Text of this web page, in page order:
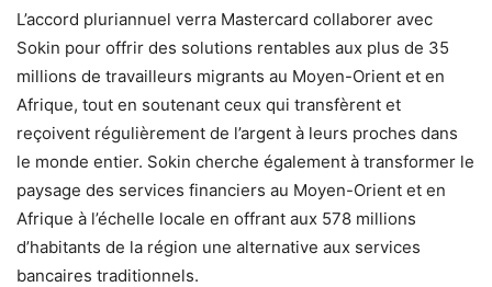
L’accord pluriannuel verra Mastercard collaborer avec
Sokin pour offrir des solutions rentables aux plus de 35
millions de travailleurs migrants au Moyen-Orient et en
Afrique, tout en soutenant ceux qui transfèrent et
reçoivent régulièrement de l’argent à leurs proches dans
le monde entier. Sokin cherche également à transformer le
paysage des services financiers au Moyen-Orient et en
Afrique à l’échelle locale en offrant aux 578 millions
d’habitants de la région une alternative aux services
bancaires traditionnels.